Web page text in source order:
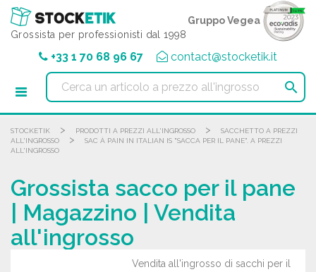
Grossista per professionisti dal 1998
Gruppo Vegea
+33 1 70 68 96 67 contact@stocketik.it

STOCKETIK > PRODOTTI A PREZZI ALL'INGROSSO >
SACCHETTO A PREZZI
ALL'INGROSSO
>
SAC À PAIN IN ITALIAN IS "SACCA PER IL PANE". A PREZZI
ALL'INGROSSO
Grossista sacco per il pane
| Magazzino | Vendita
all'ingrosso
Vendita all'ingrosso di sacchi per il
Pannello di gestione dei cookies